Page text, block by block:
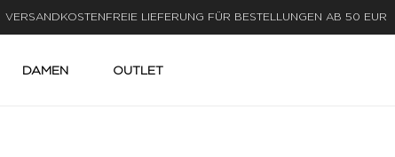
LIEFERUNG IN 1-3 WERKTAGEN
DAMEN OUTLET